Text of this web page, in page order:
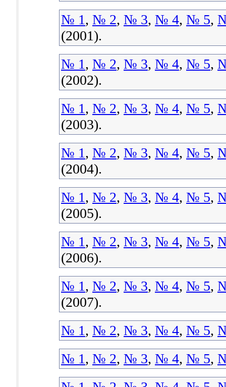
№ 1, № 2, № 3, № 4, № 5,
(2001).
№ 1, № 2, № 3, № 4, № 5,
(2002).
№ 1, № 2, № 3, № 4, № 5,
(2003).
№ 1, № 2, № 3, № 4, № 5,
(2004).
№ 1, № 2, № 3, № 4, № 5,
(2005).
№ 1, № 2, № 3, № 4, № 5,
(2006).
№ 1, № 2, № 3, № 4, № 5,
(2007).
№ 1, № 2, № 3, № 4, № 5,
№ 1, № 2, № 3, № 4, № 5,